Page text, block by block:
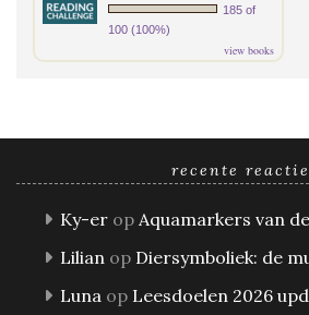
185 of
100 (100%)
view books
recente
Ky-er op Aquamarkers van
Lilian op Diersymboliek: de
Luna op Leesdoelen 2026